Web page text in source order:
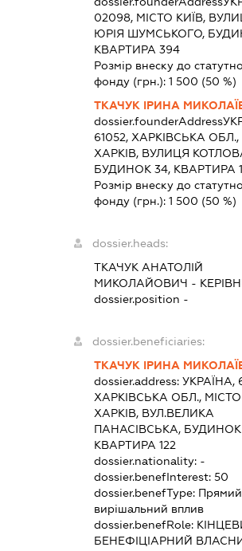
02098, МІСТО КИЇВ,
ЮРІЯ ШУМСЬКОГО,
КВАРТИРА 394
Розмір внеску до
фонду (грн.):1 500 (50 %)
ТКАЧУК ІРИНА
dossier.founderAddress
61052, ХАРКІВСЬКА ОБЛ.,
ХАРКІВ, ВУЛИЦЯ
БУДИНОК 34, КВАРТИРА
Розмір внеску до
фонду (грн.):1 500 (50 %)
dossier.heads:
ТКАЧУК АНАТОЛІЙ
МИКОЛАЙОВИЧ -
dossier.position -
dossier.beneficiaries:
ТКАЧУК ІРИНА
dossier.address:УКРАЇНА,
ХАРКІВСЬКА ОБЛ., МІСТО
ХАРКІВ, ВУЛ.ВЕЛИКА
ПАНАСІВСЬКА, БУДИНОК
КВАРТИРА 122
dossier.nationality: -
dossier.benefInterest:50
dossier.benefType: Прямий
вирішальний вплив
dossier.benefRole:
БЕНЕФІЦІАРНИЙ